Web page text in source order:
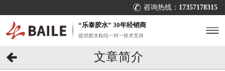
咨询热线： 17357178315
“乐泰胶水” 30年经销商
提供胶水粘结一对一技术支持
文章简介